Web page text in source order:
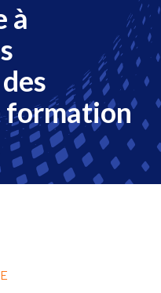
à
formation